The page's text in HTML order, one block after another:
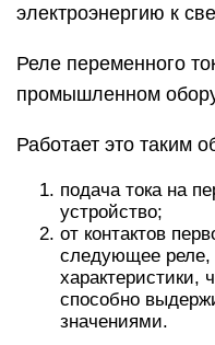
электроэнергию к
Реле переменного
промышленном
Работает это таким
подача тока на
устройство;
от контактов
следующее реле,
характеристики,
способно
значениями.